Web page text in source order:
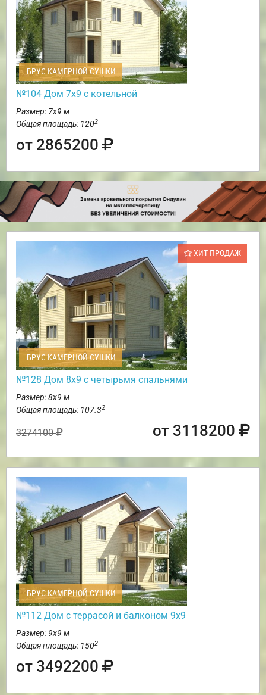
БРУС КАМЕРНОЙ СУШКИ
№104 Дом 7х9 с котельной
Размер: 7х9 м
Общая площадь: 1202
от 2865200
ХИТ ПРОДАЖ
БРУС КАМЕРНОЙ СУШКИ
№128 Дом 8х9 с четырьмя спальнями
Размер: 8х9 м
Общая площадь: 107.32
3274100 от 3118200
БРУС КАМЕРНОЙ СУШКИ
№112 Дом с террасой и балконом 9х9
Размер: 9х9 м
Общая площадь: 1502
от 3492200